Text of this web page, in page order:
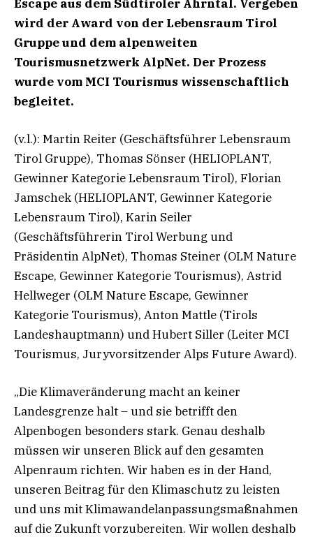
Escape aus dem Südtiroler Ahrntal. Vergeben
wird der Award von der Lebensraum Tirol
Gruppe und dem alpenweiten
Tourismusnetzwerk AlpNet. Der Prozess
wurde vom MCI Tourismus wissenschaftlich
begleitet.
(v.l.): Martin Reiter (Geschäftsführer Lebensraum
Tirol Gruppe), Thomas Sönser (HELIOPLANT,
Gewinner Kategorie Lebensraum Tirol), Florian
Jamschek (HELIOPLANT, Gewinner Kategorie
Lebensraum Tirol), Karin Seiler
(Geschäftsführerin Tirol Werbung und
Präsidentin AlpNet), Thomas Steiner (OLM Nature
Escape, Gewinner Kategorie Tourismus), Astrid
Hellweger (OLM Nature Escape, Gewinner
Kategorie Tourismus), Anton Mattle (Tirols
Landeshauptmann) und Hubert Siller (Leiter MCI
Tourismus, Juryvorsitzender Alps Future Award).
„Die Klimaveränderung macht an keiner
Landesgrenze halt – und sie betrifft den
Alpenbogen besonders stark. Genau deshalb
müssen wir unseren Blick auf den gesamten
Alpenraum richten. Wir haben es in der Hand,
unseren Beitrag für den Klimaschutz zu leisten
und uns mit Klimawandelanpassungsmaßnahmen
auf die Zukunft vorzubereiten. Wir wollen deshalb